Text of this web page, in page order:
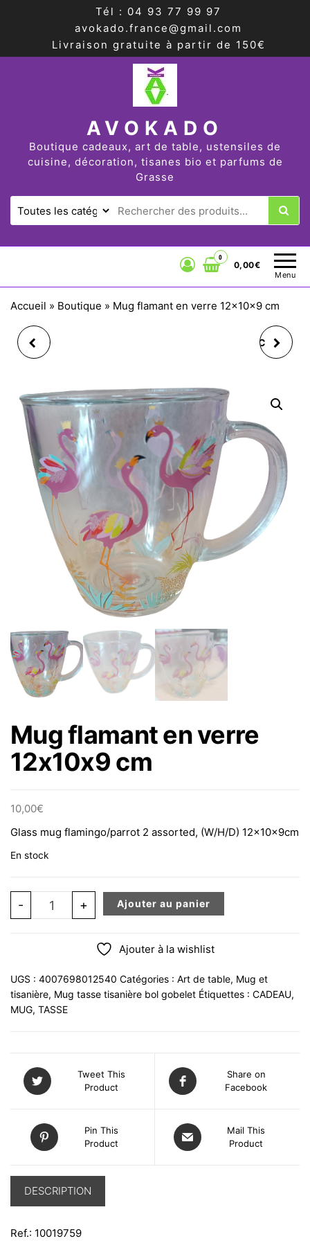
Tél : 04 93 77 99 97
avokado.france@gmail.com
Livraison gratuite à partir de 150€
AVOKADO
Boutique cadeaux, art de table, ustensiles de
cuisine, décoration, tisanes bio et parfums de
Grasse
Menu
0
0,00€
Accueil » Boutique » Mug flamant en verre 12x10x9 cm
COFFRET MUG AVEC
CÉRAMIQUE DESIGN
FLEUR 10X8CM 350ML,
6 ASS. BLEU, GRIS,
ORANGE, ROSE,
VIOLET, JAUNE
TISANIÈRE MUG AVEC
TRAIT IVOIRE GRIS
TAUPE 11X9X8CM
340ML
Mug flamant en verre
12x10x9 cm
10,00€
Glass mug flamingo/parrot 2 assorted, (W/H/D) 12x10x9cm
En stock
- quantité de Mug flamant en verre 12x10x9 cm
+ Ajouter au panier
Ajouter à la wishlist
UGS : 4007698012540 Catégories : Art de table, Mug et
tisanière, Mug tasse tisanière bol gobelet Étiquettes : CADEAU,
MUG, TASSE
Tweet This
Product
Share on
Facebook
Pin This
Product
Mail This
Product
DESCRIPTION
Ref.: 10019759